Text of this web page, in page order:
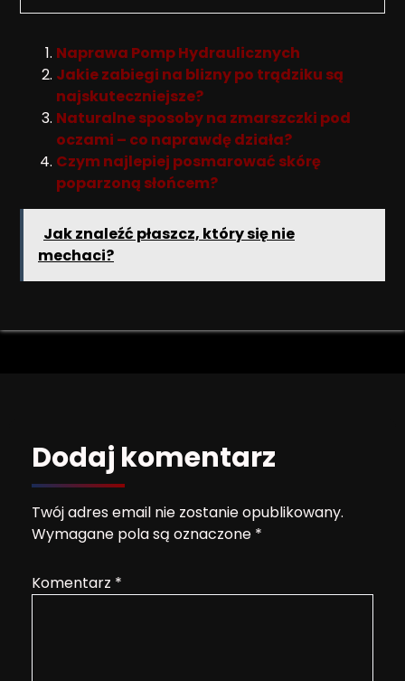
Naprawa Pomp Hydraulicznych
Jakie zabiegi na blizny po trądziku są
najskuteczniejsze?
Naturalne sposoby na zmarszczki pod
oczami – co naprawdę działa?
Czym najlepiej posmarować skórę
poparzoną słońcem?
Jak znaleźć płaszcz, który się nie
mechaci?
Dodaj komentarz
Twój adres email nie zostanie opublikowany.
Wymagane pola są oznaczone *
Komentarz *